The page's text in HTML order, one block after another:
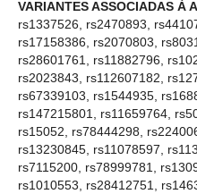
VARIANTES ASSOCIADAS À
rs1337526, rs2470893,
rs17158386, rs2070803,
rs28601761, rs11882796,
rs2023843, rs112607182,
rs67339103, rs1544935,
rs147215801, rs11659764,
rs15052, rs78444298,
rs13230845, rs11078597,
rs7115200, rs78999781,
rs1010553, rs28412751,